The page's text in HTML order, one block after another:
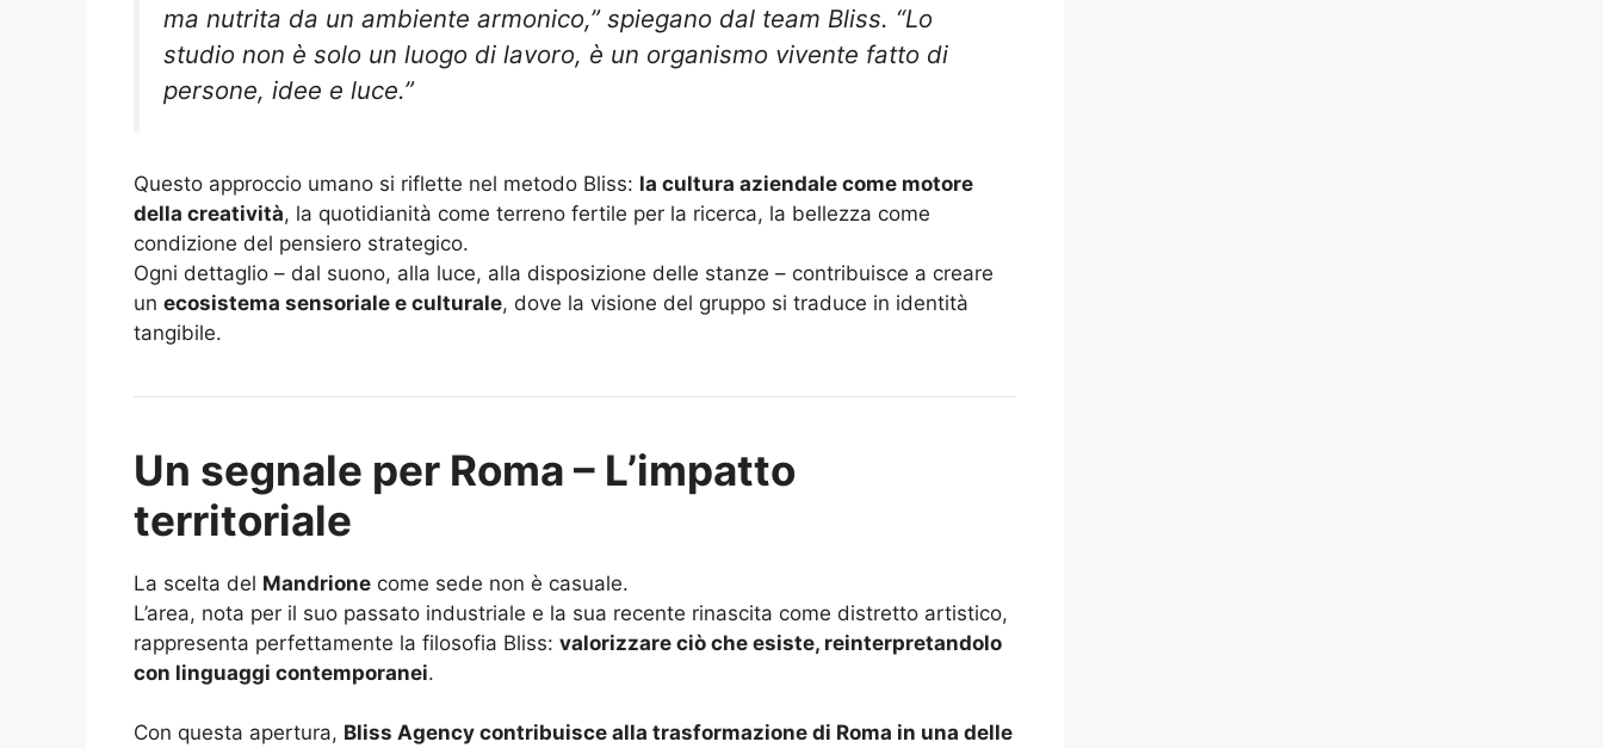
ma nutrita da un ambiente armonico,” spiegano dal team Bliss. “Lo
studio non è solo un luogo di lavoro, è un organismo vivente fatto di
persone, idee e luce.”
Questo approccio umano si riflette nel metodo Bliss: la cultura aziendale come motore
della creatività, la quotidianità come terreno fertile per la ricerca, la bellezza come
condizione del pensiero strategico.
Ogni dettaglio – dal suono, alla luce, alla disposizione delle stanze – contribuisce a creare
un ecosistema sensoriale e culturale, dove la visione del gruppo si traduce in identità
tangibile.
Un segnale per Roma – L’impatto
territoriale
La scelta del Mandrione come sede non è casuale.
L’area, nota per il suo passato industriale e la sua recente rinascita come distretto artistico,
rappresenta perfettamente la filosofia Bliss: valorizzare ciò che esiste, reinterpretandolo
con linguaggi contemporanei.
Con questa apertura, Bliss Agency contribuisce alla trasformazione di Roma in una delle